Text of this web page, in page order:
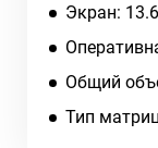
Экран:
Общий
Тип